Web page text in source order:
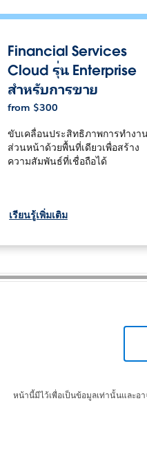
Financial Services
Cloud รุ่น Enterprise
สำหรับการขาย
from $300
ขับเคลื่อนประสิทธิภาพการทำงา
ส่วนหน้าด้วยพื้นที่เดียวเพื่อสร้าง
ความสัมพันธ์ที่เชื่อถือได้
เรียนรู้เพิ่มเติม
หน้านี้มีไว้เพื่อเป็นข้อมูลเท่านั้นและอ